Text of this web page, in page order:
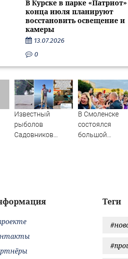
В Курске в парке
конца июля планируют
восстановить освещение и
камеры
13.07.2026
0
Известный
рыболов
Садовников
В Смоленске
состоялся
большой
Теги